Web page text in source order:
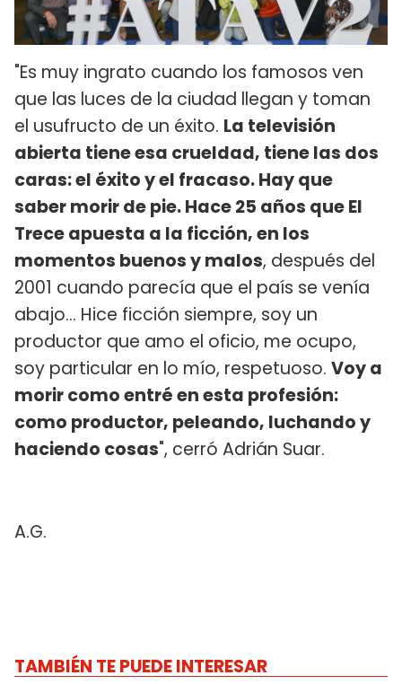
"Es muy ingrato cuando los famosos ven
que las luces de la ciudad llegan y toman
el usufructo de un éxito. La televisión
abierta tiene esa crueldad, tiene las dos
caras: el éxito y el fracaso. Hay que
saber morir de pie. Hace 25 años que El
Trece apuesta a la ficción, en los
momentos buenos y malos, después del
2001 cuando parecía que el país se venía
abajo... Hice ficción siempre, soy un
productor que amo el oficio, me ocupo,
soy particular en lo mío, respetuoso. Voy a
morir como entré en esta profesión:
como productor, peleando, luchando y
haciendo cosas", cerró Adrián Suar.
A.G.
TAMBIÉN TE PUEDE INTERESAR